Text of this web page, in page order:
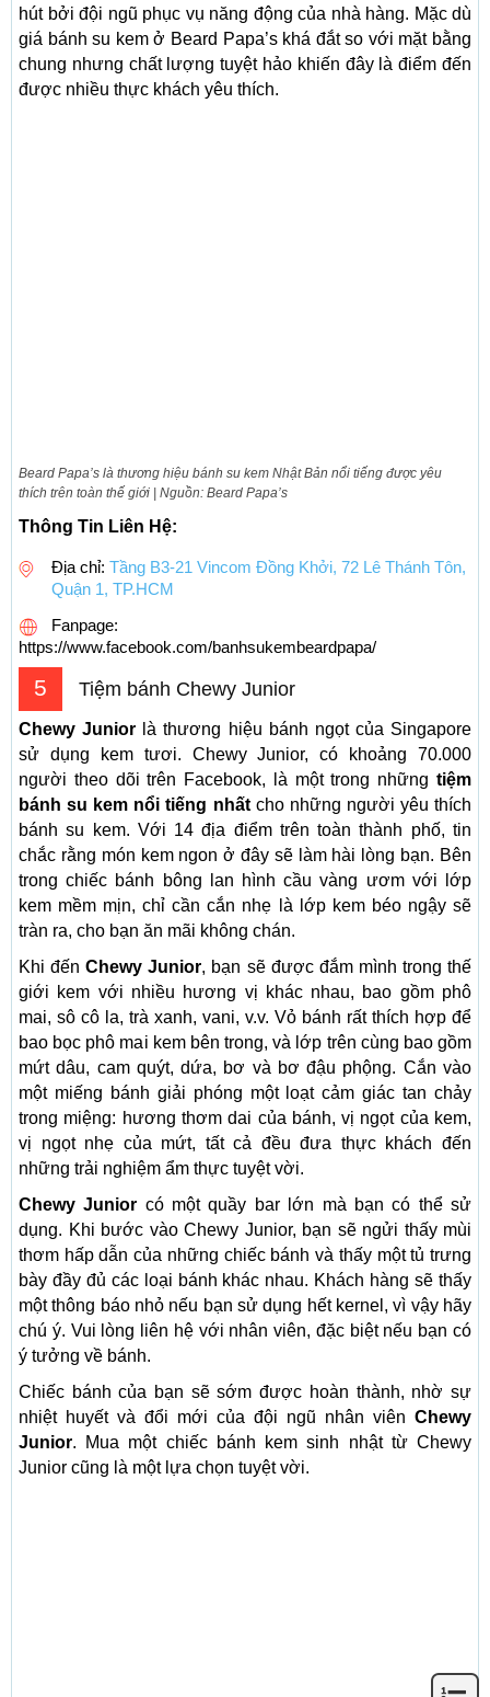
hút bởi đội ngũ phục vụ năng động của nhà hàng. Mặc dù
giá bánh su kem ở Beard Papa’s khá đắt so với mặt bằng
chung nhưng chất lượng tuyệt hảo khiến đây là điểm đến
được nhiều thực khách yêu thích.
Beard Papa’s là thương hiệu bánh su kem Nhật Bản nổi tiếng được yêu
thích trên toàn thế giới | Nguồn: Beard Papa’s
Thông Tin Liên Hệ:
Địa chỉ: Tầng B3-21 Vincom Đồng Khởi, 72 Lê Thánh Tôn,
Quận 1, TP.HCM
Fanpage:
https://www.facebook.com/banhsukembeardpapa/
5 Tiệm bánh Chewy Junior
Chewy Junior là thương hiệu bánh ngọt của Singapore
sử dụng kem tươi. Chewy Junior, có khoảng 70.000
người theo dõi trên Facebook, là một trong những tiệm
bánh su kem nổi tiếng nhấtcho những người yêu thích
bánh su kem. Với 14 địa điểm trên toàn thành phố, tin
chắc rằng món kem ngon ở đây sẽ làm hài lòng bạn. Bên
trong chiếc bánh bông lan hình cầu vàng ươm với lớp
kem mềm mịn, chỉ cần cắn nhẹ là lớp kem béo ngậy sẽ
tràn ra, cho bạn ăn mãi không chán.
Khi đếnChewy Junior, bạn sẽ được đắm mình trong thế
giới kem với nhiều hương vị khác nhau, bao gồm phô
mai, sô cô la, trà xanh, vani, v.v. Vỏ bánh rất thích hợp để
bao bọc phô mai kem bên trong, và lớp trên cùng bao gồm
mứt dâu, cam quýt, dứa, bơ và bơ đậu phộng. Cắn vào
một miếng bánh giải phóng một loạt cảm giác tan chảy
trong miệng: hương thơm dai của bánh, vị ngọt của kem,
vị ngọt nhẹ của mứt, tất cả đều đưa thực khách đến
những trải nghiệm ẩm thực tuyệt vời.
Chewy Junior có một quầy bar lớn mà bạn có thể sử
dụng. Khi bước vào Chewy Junior, bạn sẽ ngửi thấy mùi
thơm hấp dẫn của những chiếc bánh và thấy một tủ trưng
bày đầy đủ các loại bánh khác nhau. Khách hàng sẽ thấy
một thông báo nhỏ nếu bạn sử dụng hết kernel, vì vậy hãy
chú ý. Vui lòng liên hệ với nhân viên, đặc biệt nếu bạn có
ý tưởng về bánh.
Chiếc bánh của bạn sẽ sớm được hoàn thành, nhờ sự
nhiệt huyết và đổi mới của đội ngũ nhân viên Chewy
Junior. Mua một chiếc bánh kem sinh nhật từ Chewy
Junior cũng là một lựa chọn tuyệt vời.